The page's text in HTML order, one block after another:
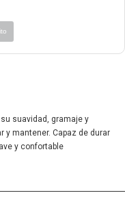
suavidad, gramaje y
y mantener. Capaz de durar
y confortable